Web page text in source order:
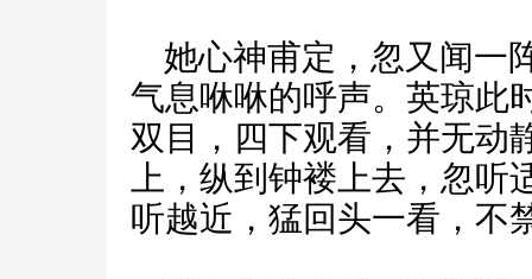
她心神甫定，忽又闻一
气息咻咻的呼声。英琼此
双目，四下观看，并无动
上，纵到钟褛上去，忽
听越近，猛回头一看，不